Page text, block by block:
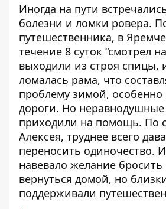
Иногда на пути
болезни и ломки ровера.
путешественника, в
течение 8 суток “смотрел
выходили из строя спицы,
ломалась рама, что
проблему зимой, особенно
дороги. Но
приходили на помощь. По
Алексея, труднее всего
переносить одиночество.
навевало желание бросить
вернуться домой, но
поддерживали